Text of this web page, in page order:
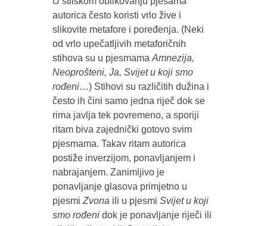
autorica često koristi vrlo žive i
slikovite metafore i poređenja. (Neki
od vrlo upečatljivih metaforičnih
stihova su u pjesmamaAmnezija,
Neoprošteni, Ja, Svijet u koji smo
rođeni…) Stihovi su različitih dužina i
često ih čini samo jedna riječ dok se
rima javlja tek povremeno, a sporiji
ritam biva zajednički gotovo svim
pjesmama. Takav ritam autorica
postiže inverzijom, ponavljanjem i
nabrajanjem. Zanimljivo je
ponavljanje glasova primjetno u
pjesmiZvonaili u pjesmi Svijet u koji
smo rođenidok je ponavljanje riječi ili